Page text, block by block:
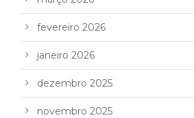
fevereiro 2026
janeiro 2026
dezembro 2025
novembro 2025